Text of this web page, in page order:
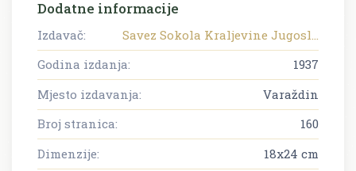
Dodatne informacije
Izdavač:
Savez Sokola Kraljevine Jugosl...
Godina izdanja:
1937
Mjesto izdavanja:
Varaždin
Broj stranica:
160
Dimenzije:
18x24 cm